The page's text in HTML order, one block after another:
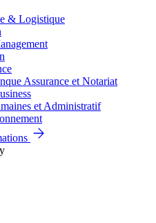
& Logistique
Assurance et Notariat
et Administratif